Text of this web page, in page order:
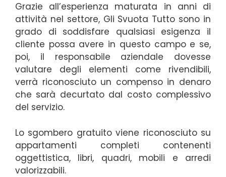
Grazie all’esperienza maturata in anni di
attività nel settore, Gli Svuota Tutto sono in
grado di soddisfare qualsiasi esigenza il
cliente possa avere in questo campo e se,
poi, il responsabile aziendale dovesse
valutare degli elementi come rivendibili,
verrà riconosciuto un compenso in denaro
che sarà decurtato dal costo complessivo
del servizio.
Lo sgombero gratuito viene riconosciuto su
appartamenti completi contenenti
oggettistica, libri, quadri, mobili e arredi
valorizzabili.